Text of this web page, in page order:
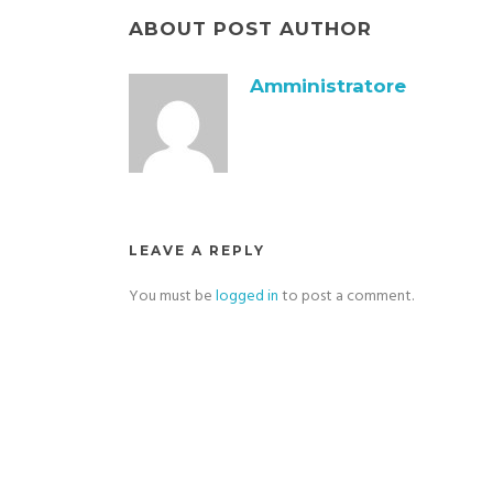
ABOUT POST AUTHOR
Amministratore
LEAVE A REPLY
You must belogged into post a comment.